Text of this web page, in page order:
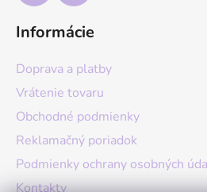
Informácie
Doprava a platby
Vrátenie tovaru
Obchodné podmienky
Reklamačný poriadok
Podmienky ochrany osobných
Kontakty